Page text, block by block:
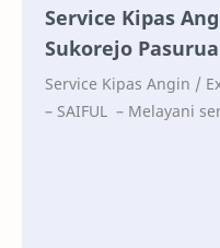
Service Kipas
Sukorejo
Service Kipas Angin /
– SAIFUL – Melayani